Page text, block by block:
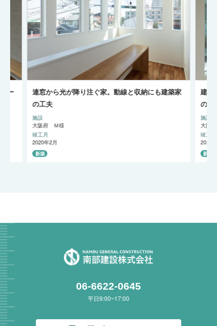
ー
連窓から光が降り注ぐ家。動線と収納にも建築家
の工夫
施設
大阪府 Ｍ様
竣工月
2020年2月
新築
建築
のあ
施設
大阪
竣工月
2020
新築
06-6622-0645
平日9:00~17:00